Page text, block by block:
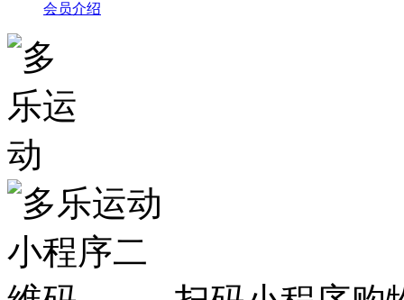
会员介绍